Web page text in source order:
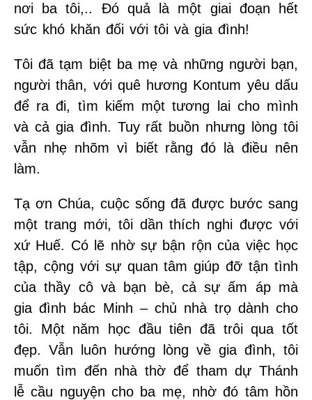
nơi ba tôi,.. Đó quả là một giai đoạn hết
sức khó khăn đối với tôi và gia đình!
Tôi đã tạm biệt ba mẹ và những người bạn,
người thân, với quê hương Kontum yêu dấu
để ra đi, tìm kiếm một tương lai cho mình
và cả gia đình. Tuy rất buồn nhưng lòng tôi
vẫn nhẹ nhõm vì biết rằng đó là điều nên
làm.
Tạ ơn Chúa, cuộc sống đã được bước sang
một trang mới, tôi dần thích nghi được với
xứ Huế. Có lẽ nhờ sự bận rộn của việc học
tập, cộng với sự quan tâm giúp đỡ tận tình
của thầy cô và bạn bè, cả sự ấm áp mà
gia đình bác Minh – chủ nhà trọ dành cho
tôi. Một năm học đầu tiên đã trôi qua tốt
đẹp. Vẫn luôn hướng lòng về gia đình, tôi
muốn tìm đến nhà thờ để tham dự Thánh
lễ cầu nguyện cho ba mẹ, nhờ đó tâm hồn